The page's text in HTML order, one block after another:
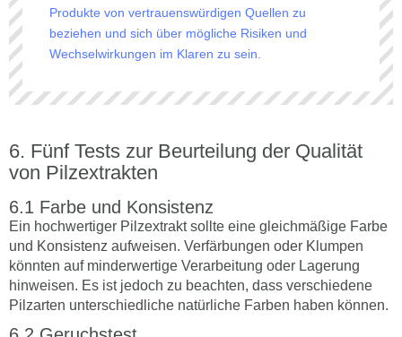
Produkte von vertrauenswürdigen Quellen zu
beziehen und sich über mögliche Risiken und
Wechselwirkungen im Klaren zu sein.
Fünf Tests zur Beurteilung der Qualität
von Pilzextrakten
Farbe und Konsistenz
Ein hochwertiger Pilzextrakt sollte eine gleichmäßige Farbe
und Konsistenz aufweisen. Verfärbungen oder Klumpen
könnten auf minderwertige Verarbeitung oder Lagerung
hinweisen. Es ist jedoch zu beachten, dass verschiedene
Pilzarten unterschiedliche natürliche Farben haben können.